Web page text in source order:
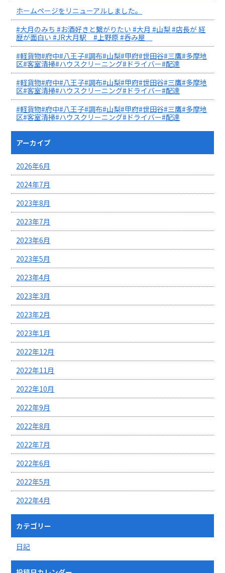
ホームページをリニューアルしました。
#大月のみち #お酒好きと繋がりたい #大月 #山梨 #店長が 経
歴が面白い #JR大月駅 #上野原 #呑み屋
#軽貨物#府中#八王子#調布#山梨#甲府#世田谷#三鷹#多摩地
区#客室清掃#ハウスクリーニング#ドライバー#配達
#軽貨物#府中#八王子#調布#山梨#甲府#世田谷#三鷹#多摩地
区#客室清掃#ハウスクリーニング#ドライバー#配達
#軽貨物#府中#八王子#調布#山梨#甲府#世田谷#三鷹#多摩地
区#客室清掃#ハウスクリーニング#ドライバー#配達
アーカイブ
2026年6月
2024年7月
2023年8月
2023年7月
2023年6月
2023年5月
2023年4月
2023年3月
2023年2月
2023年1月
2022年12月
2022年11月
2022年10月
2022年9月
2022年8月
2022年7月
2022年6月
2022年5月
2022年4月
カテゴリー
日記